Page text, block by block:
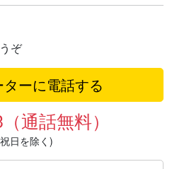
ぞ
ーに電話する
通話無料）
日を除く)